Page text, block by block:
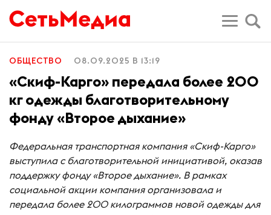
ОБЩЕСТВО 08.09.2025 В 13:19
«Скиф-Карго» передала более 200
кг одежды благотворительному
фонду «Второе дыхание»
Федеральная транспортная компания «Скиф-Карго»
выступила с благотворительной инициативой, оказав
поддержку фонду «Второе дыхание». В рамках
социальной акции компания организовала и
передала более 200 килограммов новой одежды для